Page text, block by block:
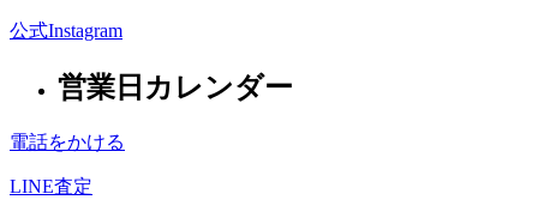
公式Instagram
営業日カレンダー
電話をかける
LINE査定